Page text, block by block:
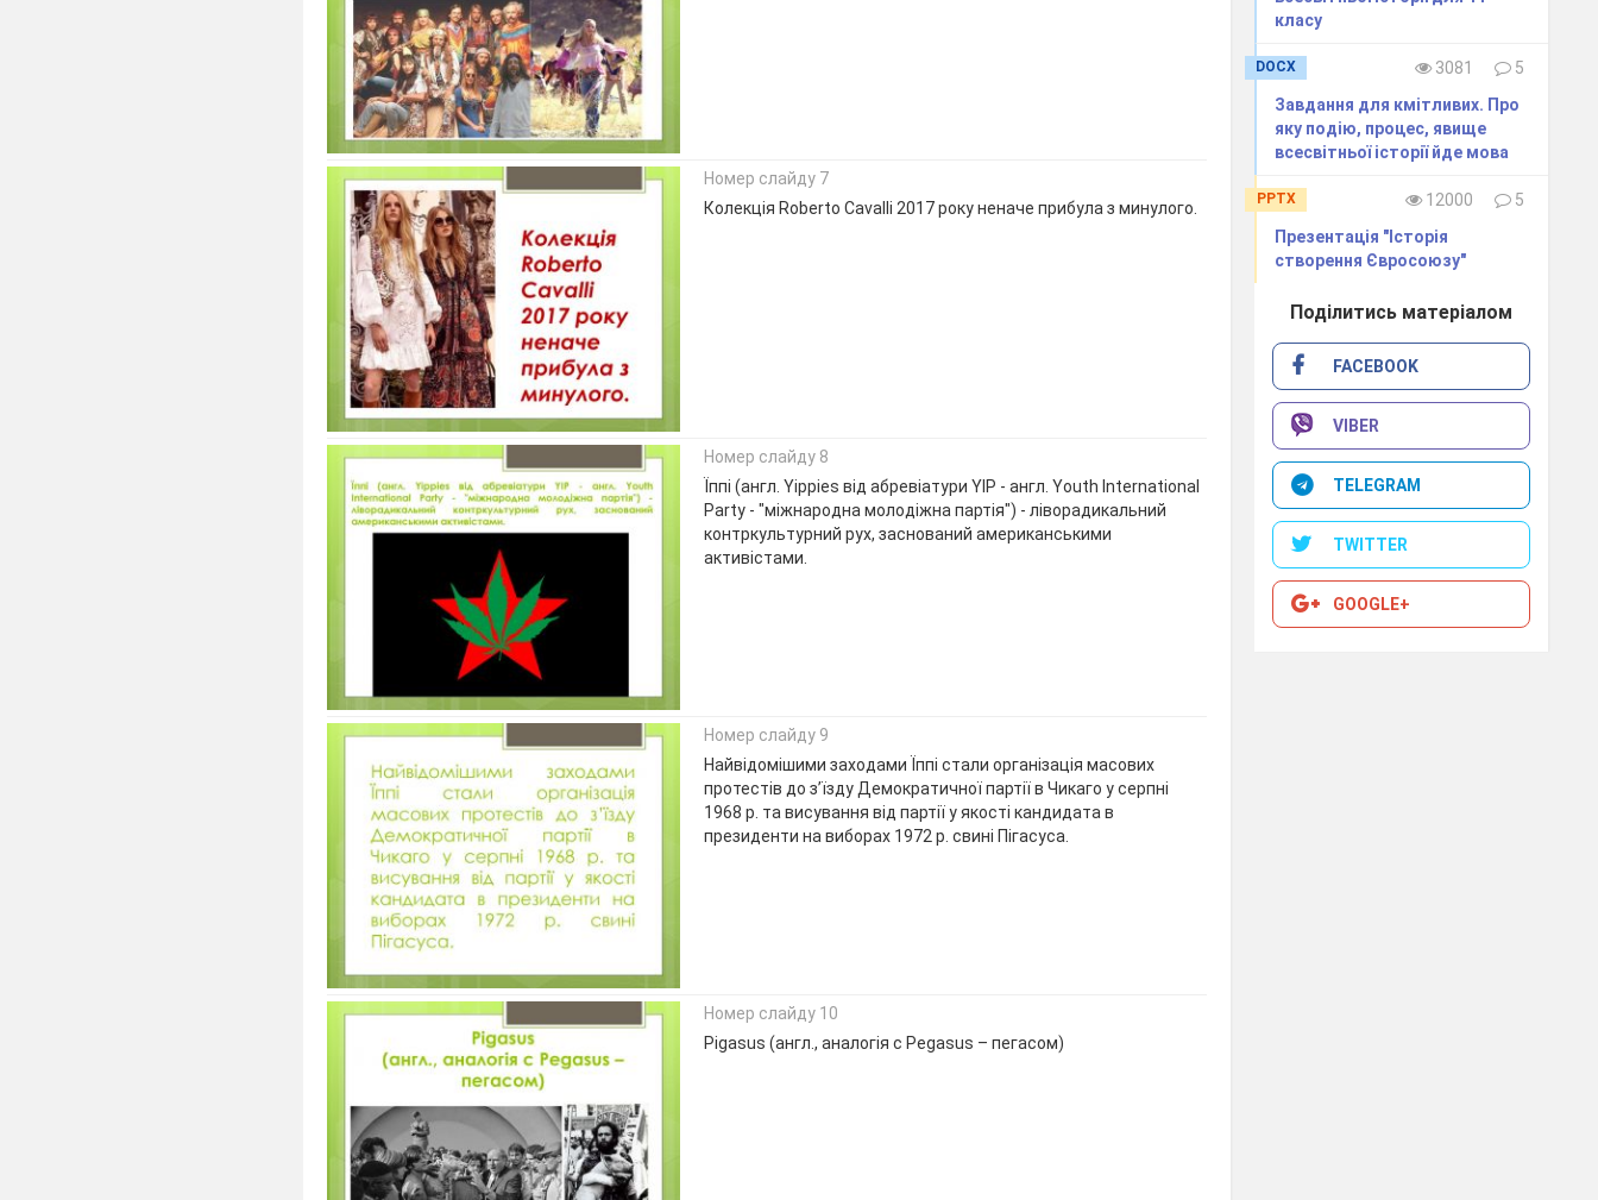
Номер слайду 7
Колекція Roberto Cavalli 2017 року неначе прибула з минулого.
Номер слайду 8
Їппі (англ. Yippies від абревіатури YIP - англ. Youth International
Party - "міжнародна молодіжна партія") - ліворадикальний
контркультурний рух, заснований американськими
активістами.
Номер слайду 9
Найвідомішими заходами Їппі стали організація масових
протестів до з’їзду Демократичної партії в Чикаго у серпні
1968 р. та висування від партії у якості кандидата в
президенти на виборах 1972 р. свині Пігасуса.
Номер слайду 10
Pigasus (англ., аналогія с Pegasus – пегасом)
класу
DOCX 3081
5
Завдання для кмітливих. Про
яку подію, процес, явище
всесвітньої історії йде мова
PPTX 12000
5
Презентація "Історія
створення Євросоюзу"
Поділитись матеріалом
FACEBOOK
VIBER
TELEGRAM
TWITTER
GOOGLE+